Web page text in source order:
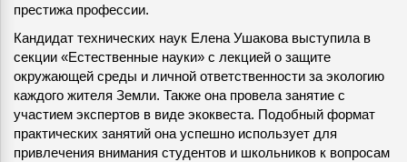
престижа профессии.
Кандидат технических наук Елена Ушакова выступила в
секции «Естественные науки» с лекцией о защите
окружающей среды и личной ответственности за экологию
каждого жителя Земли. Также она провела занятие с
участием экспертов в виде экоквеста. Подобный формат
практических занятий она успешно использует для
привлечения внимания студентов и школьников к вопросам